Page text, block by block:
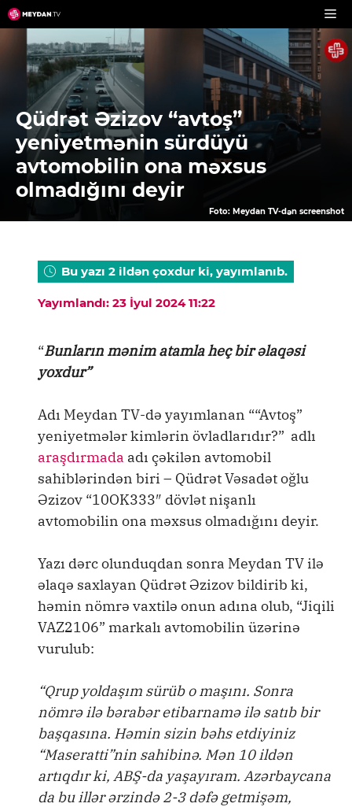
Skip
to
content
Qüdrət Əzizov “avtoş”
yeniyetmənin sürdüyü
avtomobilin ona məxsus
olmadığını deyir
Foto: Meydan TV-dən screenshot
Bu yazı 2 ildən çoxdur ki, yayımlanıb.
Yayımlandı: 23 İyul 2024 11:22
“Bunların mənim atamla heç bir əlaqəsi
yoxdur”
Adı Meydan TV-də yayımlanan ““Avtoş”
yeniyetmələr kimlərin övladlarıdır?” adlı
araşdırmada adı çəkilən avtomobil
sahiblərindən biri – Qüdrət Vəsadət oğlu
Əzizov “10OK333″ dövlət nişanlı
avtomobilin ona məxsus olmadığını deyir.
Yazı dərc olunduqdan sonra Meydan TV ilə
əlaqə saxlayan Qüdrət Əzizov bildirib ki,
həmin nömrə vaxtilə onun adına olub, “Jiqili
VAZ2106” markalı avtomobilin üzərinə
vurulub:
“Qrup yoldaşım sürüb o maşını. Sonra
nömrə ilə bərabər etibarnamə ilə satıb bir
başqasına. Həmin sizin bəhs etdiyiniz
“Maseratti”nin sahibinə. Mən 10 ildən
artıqdır ki, ABŞ-da yaşayıram. Azərbaycana
da bu illər ərzində 2-3 dəfə getmişəm,